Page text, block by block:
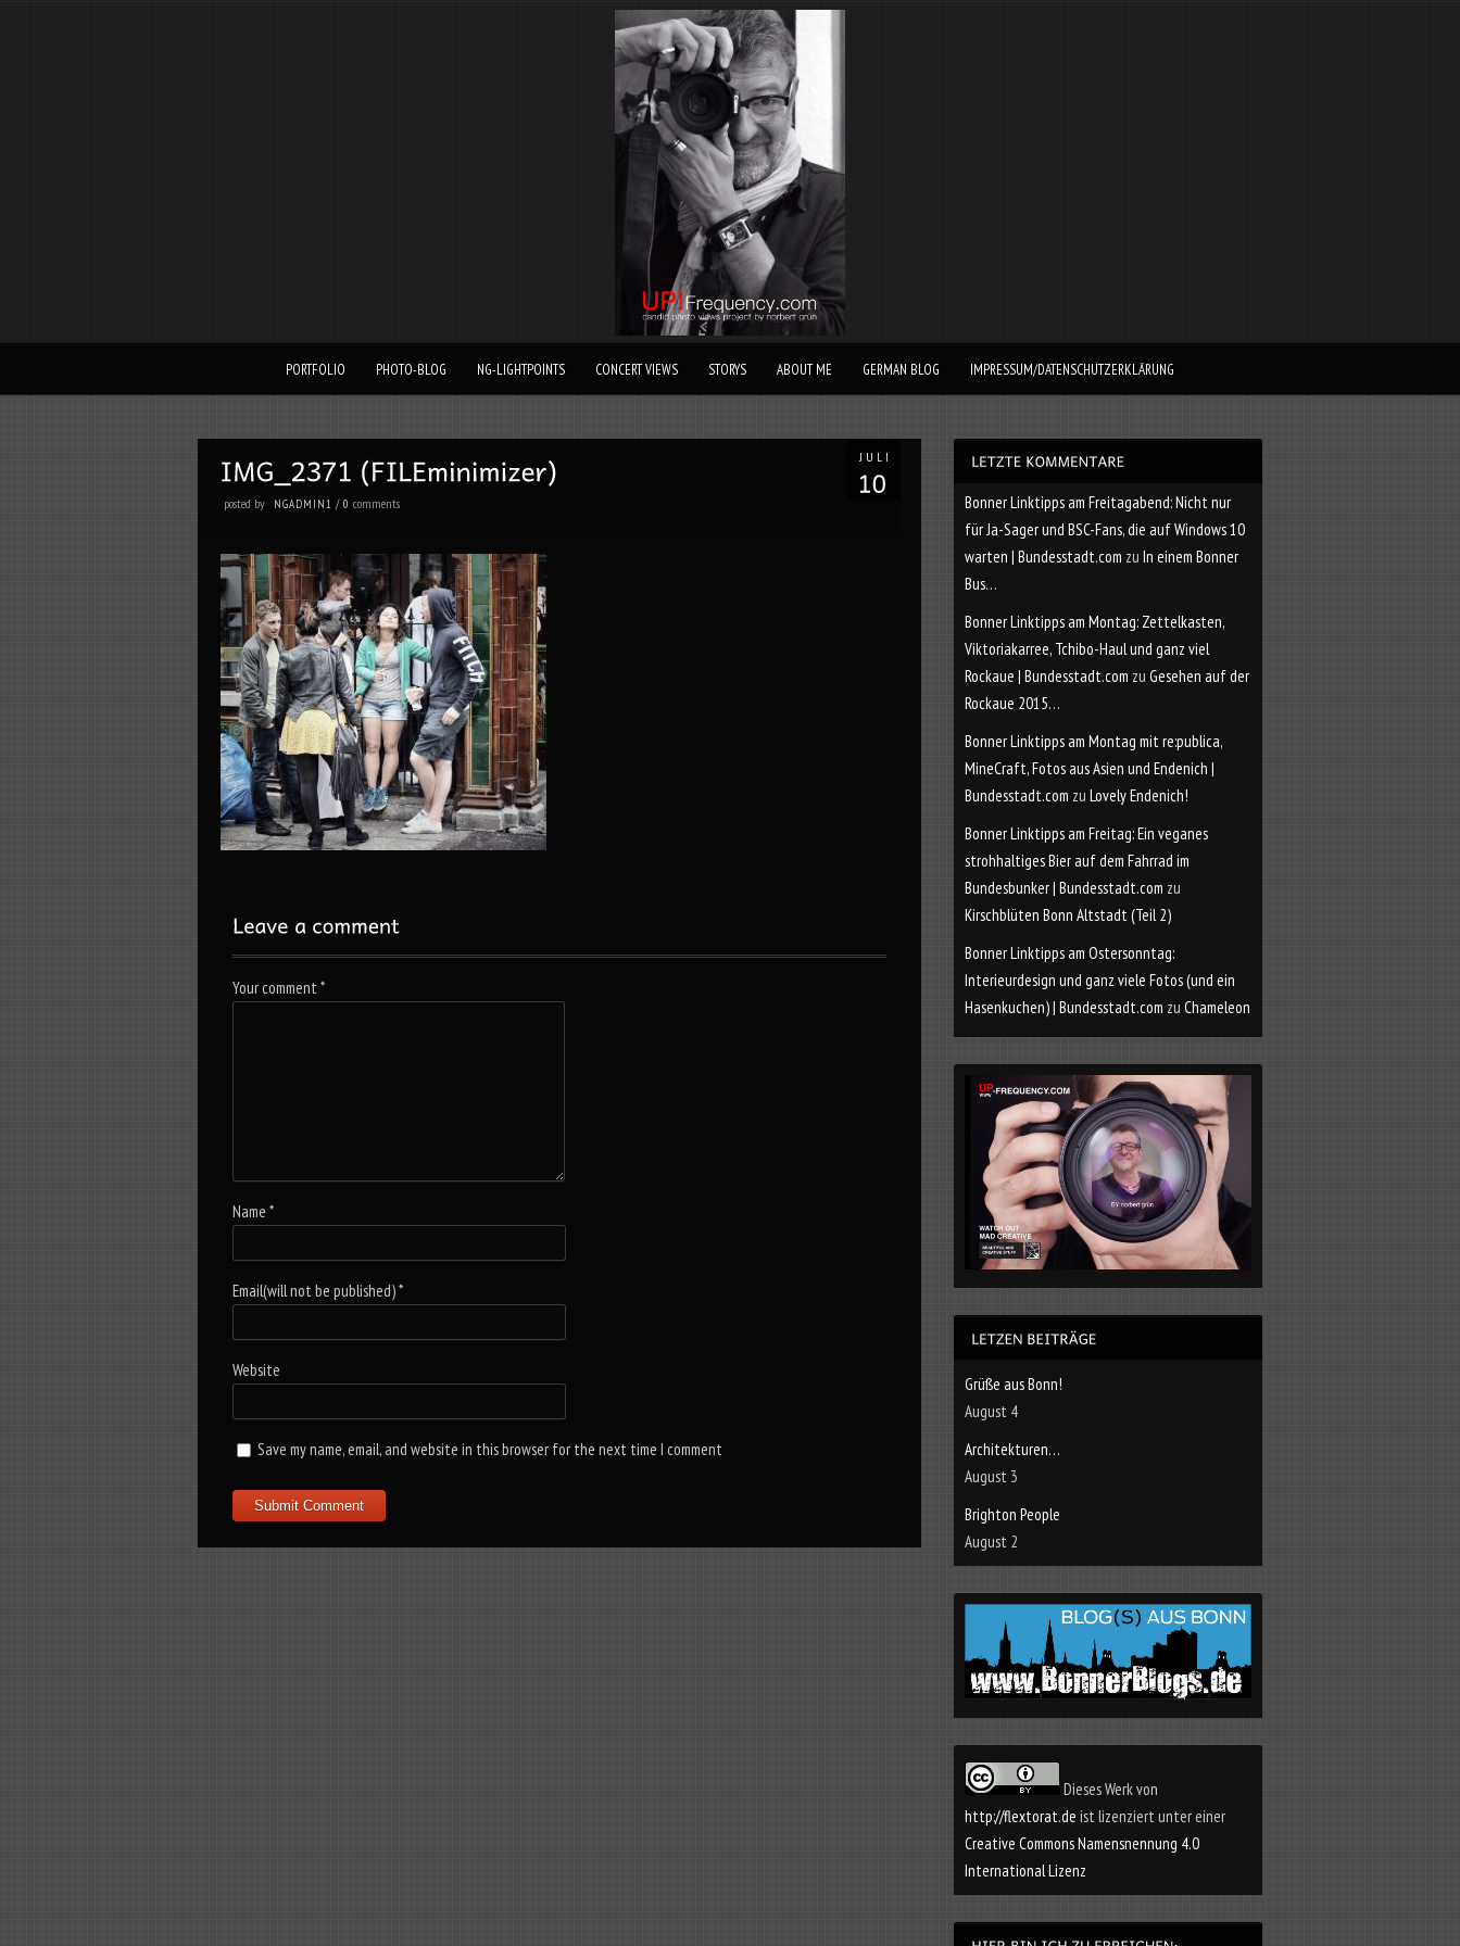
PORTFOLIO PHOTO-BLOG NG-LIGHTPOINTS CONCERT VIEWS STORYS ABOUT ME GERMAN BLOG IMPRESSUM/DATENSCHUTZERKLÄRUNG
JULI
posted by NGADMIN1 / 0 comments
Your comment*
Name*
Email(will not be published)*
Website
Save my name, email, and website in this browser for the next time I comment
Bonner Linktipps am Freitagabend: Nicht nur
für Ja-Sager und BSC-Fans, die auf Windows 10
warten | Bundesstadt.com zu In einem Bonner
Bus…
Bonner Linktipps am Montag: Zettelkasten,
Viktoriakarree, Tchibo-Haul und ganz viel
Rockaue | Bundesstadt.com zu Gesehen auf der
Rockaue 2015…
Bonner Linktipps am Montag mit re:publica,
MineCraft, Fotos aus Asien und Endenich |
Bundesstadt.com zu Lovely Endenich!
Bonner Linktipps am Freitag: Ein veganes
strohhaltiges Bier auf dem Fahrrad im
Bundesbunker | Bundesstadt.com zu
Kirschblüten Bonn Altstadt (Teil 2)
Bonner Linktipps am Ostersonntag:
Interieurdesign und ganz viele Fotos (und ein
Hasenkuchen) | Bundesstadt.com zu Chameleon
Grüße aus Bonn!
August 4
Architekturen…
August 3
Brighton People
August 2
Dieses Werk von
http://flextorat.de ist lizenziert unter einer
Creative Commons Namensnennung 4.0
International Lizenz